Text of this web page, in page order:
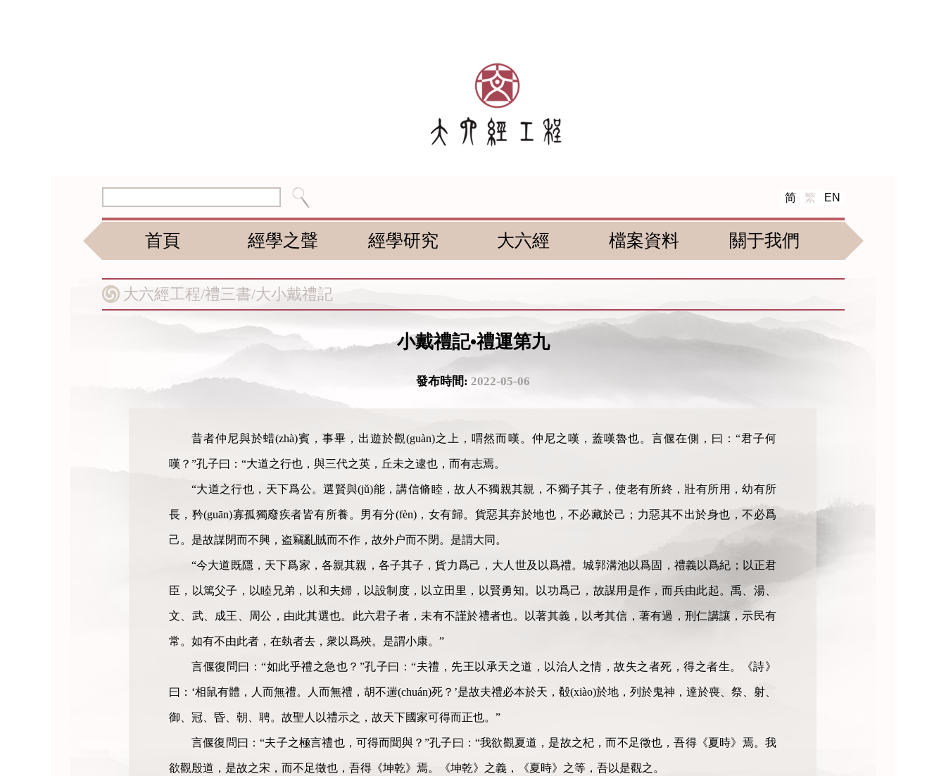
简 繁 EN
首頁 經學之聲 經學研究 大六經 檔案資料 關于我們
大六經工程/禮三書/大小戴禮記
小戴禮記•禮運第九
發布時間: 2022-05-06
昔者仲尼與於蜡(zhà)賓，事畢，出遊於觀(guàn)之上，喟然而嘆。仲尼之嘆，蓋嘆魯也。言偃在側，曰：“君子何
嘆？”孔子曰：“大道之行也，與三代之英，丘未之逮也，而有志焉。
“大道之行也，天下爲公。選賢與(jǔ)能，講信脩睦，故人不獨親其親，不獨子其子，使老有所終，壯有所用，幼有所
長，矜(guān)寡孤獨廢疾者皆有所養。男有分(fèn)，女有歸。貨惡其弃於地也，不必藏於己；力惡其不出於身也，不必爲
己。是故謀閉而不興，盗竊亂賊而不作，故外户而不閉。是謂大同。
“今大道既隱，天下爲家，各親其親，各子其子，貨力爲己，大人世及以爲禮。城郭溝池以爲固，禮義以爲紀；以正君
臣，以篤父子，以睦兄弟，以和夫婦，以設制度，以立田里，以賢勇知。以功爲己，故謀用是作，而兵由此起。禹、湯、
文、武、成王、周公，由此其選也。此六君子者，未有不謹於禮者也。以著其義，以考其信，著有過，刑仁講讓，示民有
常。如有不由此者，在埶者去，衆以爲殃。是謂小康。”
言偃復問曰：“如此乎禮之急也？”孔子曰：“夫禮，先王以承天之道，以治人之情，故失之者死，得之者生。《詩》
曰：‘相鼠有體，人而無禮。人而無禮，胡不遄(chuán)死？’是故夫禮必本於天，殽(xiào)於地，列於鬼神，達於喪、祭、射、
御、冠、昏、朝、聘。故聖人以禮示之，故天下國家可得而正也。”
言偃復問曰：“夫子之極言禮也，可得而聞與？”孔子曰：“我欲觀夏道，是故之杞，而不足徵也，吾得《夏時》焉。我
欲觀殷道，是故之宋，而不足徵也，吾得《坤乾》焉。《坤乾》之義，《夏時》之等，吾以是觀之。